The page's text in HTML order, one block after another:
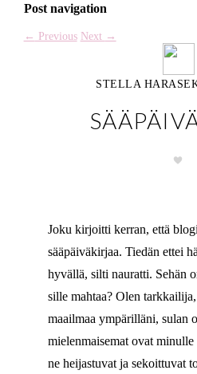
Post navigation
← Previous Next →
STELLA
Joku kirjoitti kerran, että
sääpäiväkirjaa. Tiedän ettei
hyvällä, silti nauratti. Sehän
sille mahtaa? Olen
maailmaa ympärilläni, sulan
mielenmaisemat ovat minulle
ne heijastuvat ja sekoittuvat